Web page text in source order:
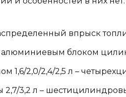
впрыск
блоком
1,6/2,0/2,4/2,5 л –
2,7/3,2 л –